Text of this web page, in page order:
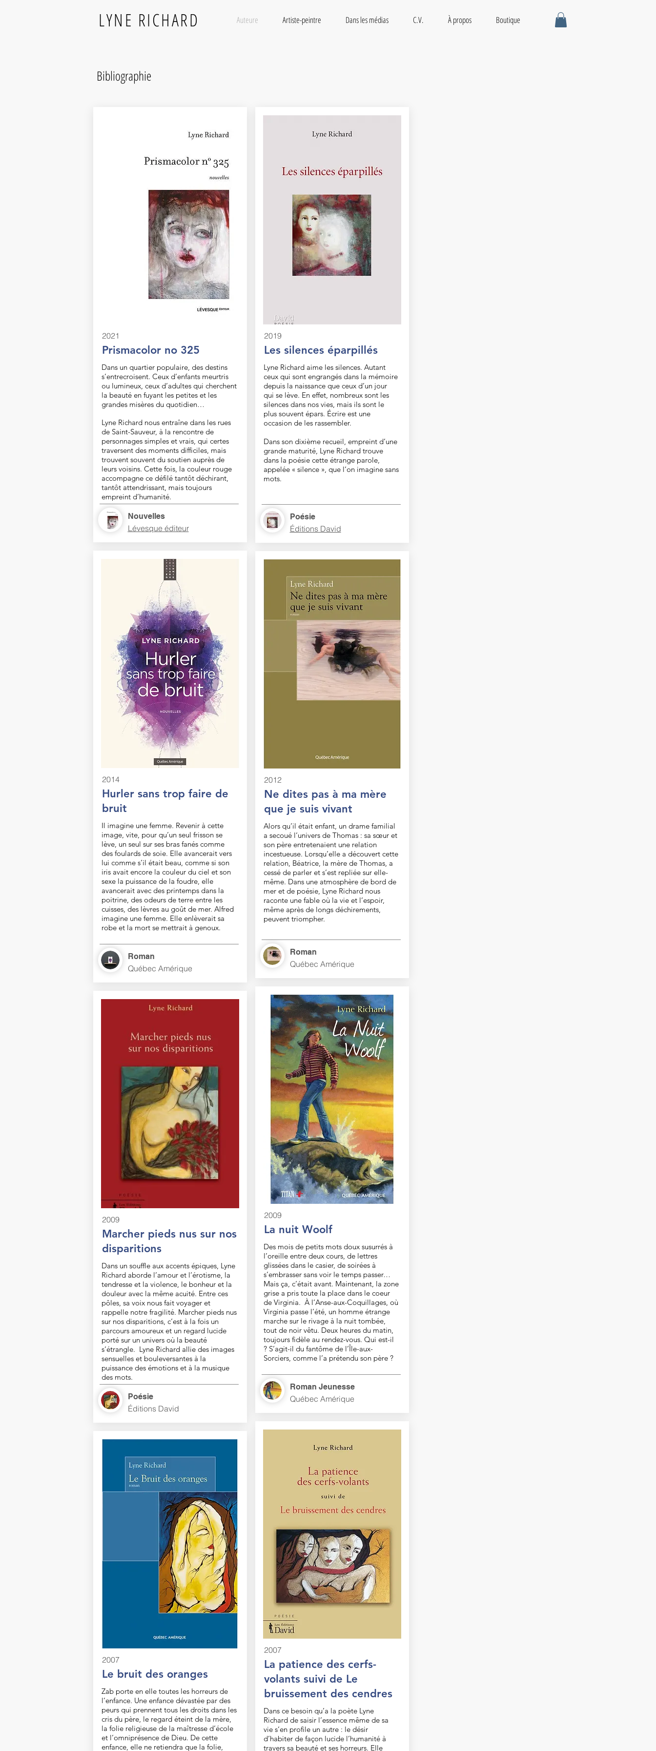
LYNE RICHARD Auteure Artiste-peintre Dans les médias C.V. À propos Boutique
Bibliographie
2021
Prismacolor no 325
Dans un quartier populaire, des destins
s’entrecroisent. Ceux d’enfants meurtris
ou lumineux, ceux d’adultes qui cherchent
la beauté en fuyant les petites et les
grandes misères du quotidien…
Lyne Richard nous entraîne dans les rues
de Saint-Sauveur, à la rencontre de
personnages simples et vrais, qui certes
traversent des moments difficiles, mais
trouvent souvent du soutien auprès de
leurs voisins. Cette fois, la couleur rouge
accompagne ce défilé tantôt déchirant,
tantôt attendrissant, mais toujours
empreint d’humanité.
Nouvelles
Lévesque éditeur
2014
Hurler sans trop faire de
bruit
Il imagine une femme. Revenir à cette
image, vite, pour qu’un seul frisson se
lève, un seul sur ses bras fanés comme
des foulards de soie. Elle avancerait vers
lui comme s’il était beau, comme si son
iris avait encore la couleur du ciel et son
sexe la puissance de la foudre, elle
avancerait avec des printemps dans la
poitrine, des odeurs de terre entre les
cuisses, des lèvres au goût de mer. Alfred
imagine une femme. Elle enlèverait sa
robe et la mort se mettrait à genoux.
Roman
Québec Amérique
2009
Marcher pieds nus sur nos
disparitions
Dans un souffle aux accents épiques, Lyne
Richard aborde l’amour et l’érotisme, la
tendresse et la violence, le bonheur et la
douleur avec la même acuité. Entre ces
pôles, sa voix nous fait voyager et
rappelle notre fragilité. Marcher pieds nus
sur nos disparitions, c’est à la fois un
parcours amoureux et un regard lucide
porté sur un univers où la beauté
s’étrangle. Lyne Richard allie des images
sensuelles et bouleversantes à la
puissance des émotions et à la musique
des mots.
Poésie
Éditions David
2007
Le bruit des oranges
Zab porte en elle toutes les horreurs de
l’enfance. Une enfance dévastée par des
peurs qui prennent tous les droits dans les
cris du père, le regard éteint de la mère,
la folie religieuse de la maîtresse d’école
et l’omniprésence de Dieu. De cette
enfance, elle ne retiendra que la folie,
2019
Les silences éparpillés
Lyne Richard aime les silences. Autant
ceux qui sont engrangés dans la mémoire
depuis la naissance que ceux d’un jour
qui se lève. En effet, nombreux sont les
silences dans nos vies, mais ils sont le
plus souvent épars. Écrire est une
occasion de les rassembler.
Dans son dixième recueil, empreint d’une
grande maturité, Lyne Richard trouve
dans la poésie cette étrange parole,
appelée « silence », que l’on imagine sans
mots.
Poésie
Éditions David
2012
Ne dites pas à ma mère
que je suis vivant
Alors qu’il était enfant, un drame familial
a secoué l’univers de Thomas : sa sœur et
son père entretenaient une relation
incestueuse. Lorsqu’elle a découvert cette
relation, Béatrice, la mère de Thomas, a
cessé de parler et s’est repliée sur elle-
même. Dans une atmosphère de bord de
mer et de poésie, Lyne Richard nous
raconte une fable où la vie et l’espoir,
même après de longs déchirements,
peuvent triompher.
Roman
Québec Amérique
2009
La nuit Woolf
Des mois de petits mots doux susurrés à
l’oreille entre deux cours, de lettres
glissées dans le casier, de soirées à
s’embrasser sans voir le temps passer…
Mais ça, c’était avant. Maintenant, la zone
grise a pris toute la place dans le coeur
de Virginia. À l’Anse-aux-Coquillages, où
Virginia passe l’été, un homme étrange
marche sur le rivage à la nuit tombée,
tout de noir vêtu. Deux heures du matin,
toujours fidèle au rendez-vous. Qui est-il
? S’agit-il du fantôme de l’Île-aux-
Sorciers, comme l’a prétendu son père ?
Roman Jeunesse
Québec Amérique
2007
La patience des cerfs-
volants suivi de Le
bruissement des cendres
Dans ce besoin qu’a la poète Lyne
Richard de saisir l’essence même de sa
vie s’en profile un autre : le désir
d’habiter de façon lucide l’humanité à
travers sa beauté et ses horreurs. Elle